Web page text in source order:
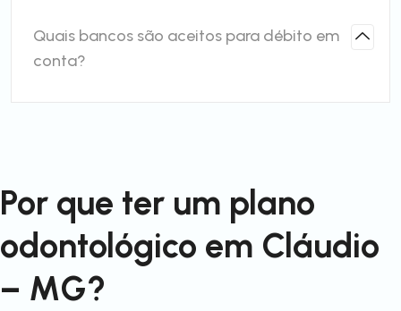
Quais bancos são aceitos para débito em
conta?
Por que ter um plano
odontológico em Cláudio
– MG?